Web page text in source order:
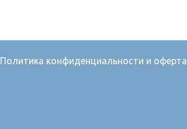
Политика конфиденциальности и оферта